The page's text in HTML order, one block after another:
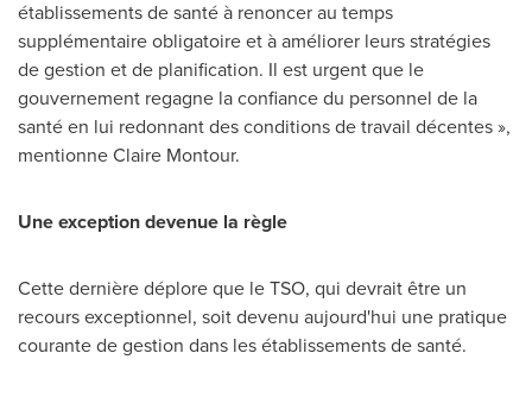
établissements de santé à renoncer au temps
supplémentaire obligatoire et à améliorer leurs stratégies
de gestion et de planification. Il est urgent que le
gouvernement regagne la confiance du personnel de la
santé en lui redonnant des conditions de travail décentes »,
mentionneClaire Montour.
Une exception devenue la règle
Cette dernière déplore que le TSO, qui devrait être un
recours exceptionnel, soit devenu aujourd'hui une pratique
courante de gestion dans les établissements de santé.